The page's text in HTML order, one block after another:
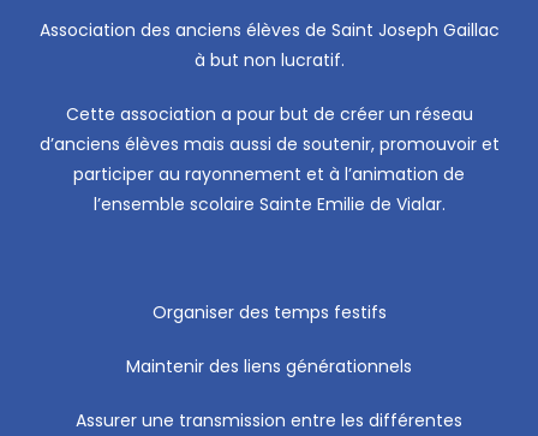
Association des anciens élèves de Saint Joseph Gaillac
à but non lucratif.
Cette association a pour but de créer un réseau
d’anciens élèves mais aussi de soutenir, promouvoir et
participer au rayonnement et à l’animation de
l’ensemble scolaire Sainte Emilie de Vialar.
Organiser des temps festifs
Maintenir des liens générationnels
Assurer une transmission entre les différentes